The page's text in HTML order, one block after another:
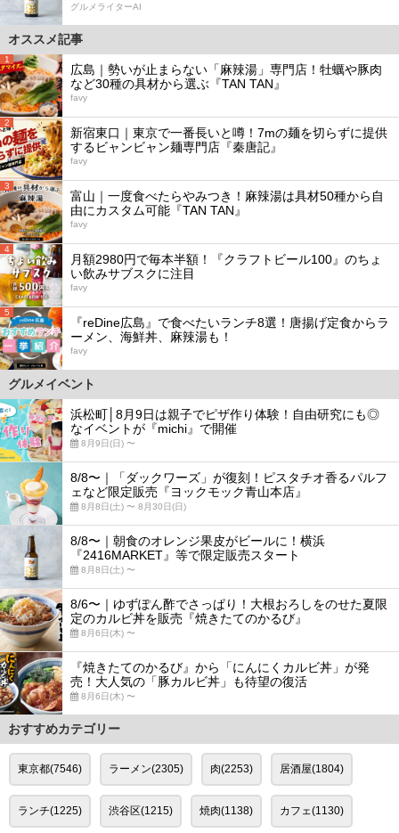
グルメライターAI
オススメ記事
1
広島｜勢いが止まらない「麻辣湯」専門店！牡蠣や豚肉
など30種の具材から選ぶ『TAN TAN』
favy
2
新宿東口｜東京で一番長いと噂！7mの麺を切らずに提供
するビャンビャン麺専門店『秦唐記』
favy
3
富山｜一度食べたらやみつき！麻辣湯は具材50種から自
由にカスタム可能『TAN TAN』
favy
4
月額2980円で毎本半額！『クラフトビール100』のちょ
い飲みサブスクに注目
favy
5
『reDine広島』で食べたいランチ8選！唐揚げ定食からラ
ーメン、海鮮丼、麻辣湯も！
favy
グルメイベント
浜松町│8月9日は親子でピザ作り体験！自由研究にも◎
なイベントが『michi』で開催
8月9日(日) 〜
8/8〜｜「ダックワーズ」が復刻！ピスタチオ香るパルフ
ェなど限定販売『ヨックモック青山本店』
8月8日(土) 〜 8月30日(日)
8/8〜｜朝食のオレンジ果皮がビールに！横浜
『2416MARKET』等で限定販売スタート
8月8日(土) 〜
8/6〜｜ゆずぽん酢でさっぱり！大根おろしをのせた夏限
定のカルビ丼を販売『焼きたてのかるび』
8月6日(木) 〜
『焼きたてのかるび』から「にんにくカルビ丼」が発
売！大人気の「豚カルビ丼」も待望の復活
8月6日(木) 〜
おすすめカテゴリー
東京都(7546) ラーメン(2305) 肉(2253) 居酒屋(1804)
ランチ(1225) 渋谷区(1215) 焼肉(1138) カフェ(1130)